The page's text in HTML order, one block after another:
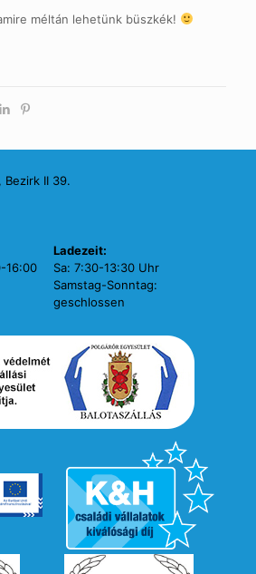
méltán lehetünk büszkék!
Bezirk II 39.
16:00
Ladezeit:
Sa: 7:30-13:30 Uhr
Samstag-Sonntag:
geschlossen